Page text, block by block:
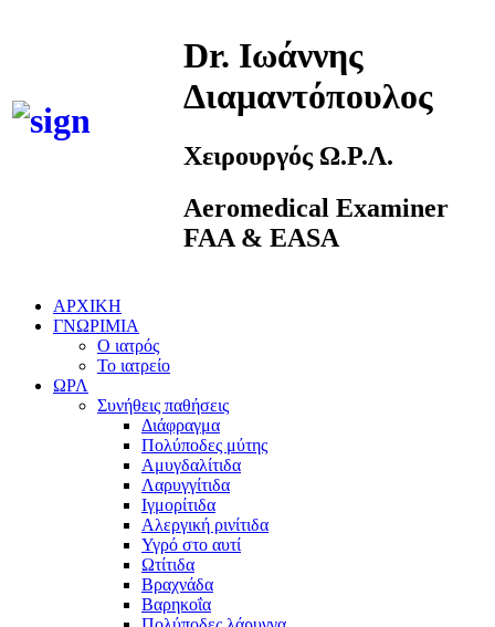
Dr. Ιωάννης
Διαμαντόπουλος
Χειρουργός Ω.Ρ.Λ.
Aeromedical Examiner
FAA & EASA
ΑΡΧΙΚΗ
ΓΝΩΡΙΜΙΑ
Ο ιατρός
Το ιατρείο
ΩΡΛ
Συνήθεις παθήσεις
Διάφραγμα
Πολύποδες μύτης
Αμυγδαλίτιδα
Λαρυγγίτιδα
Ιγμορίτιδα
Αλεργική ρινίτιδα
Υγρό στο αυτί
Ωτίτιδα
Βραχνάδα
Βαρηκοΐα